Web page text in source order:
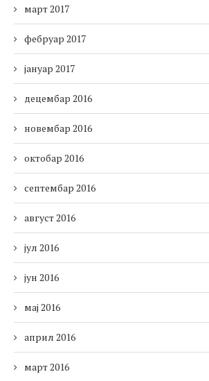
март 2017
фебруар 2017
јануар 2017
децембар 2016
новембар 2016
октобар 2016
септембар 2016
август 2016
јул 2016
јун 2016
мај 2016
април 2016
март 2016